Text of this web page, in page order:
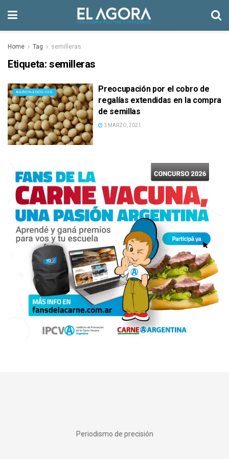
Home Tag semilleras
Etiqueta: semilleras
AGRONEGOCIOS
Preocupación por el cobro de
regalías extendidas en la compra
de semillas
3 MARZO, 2021
Periodismo de precisión